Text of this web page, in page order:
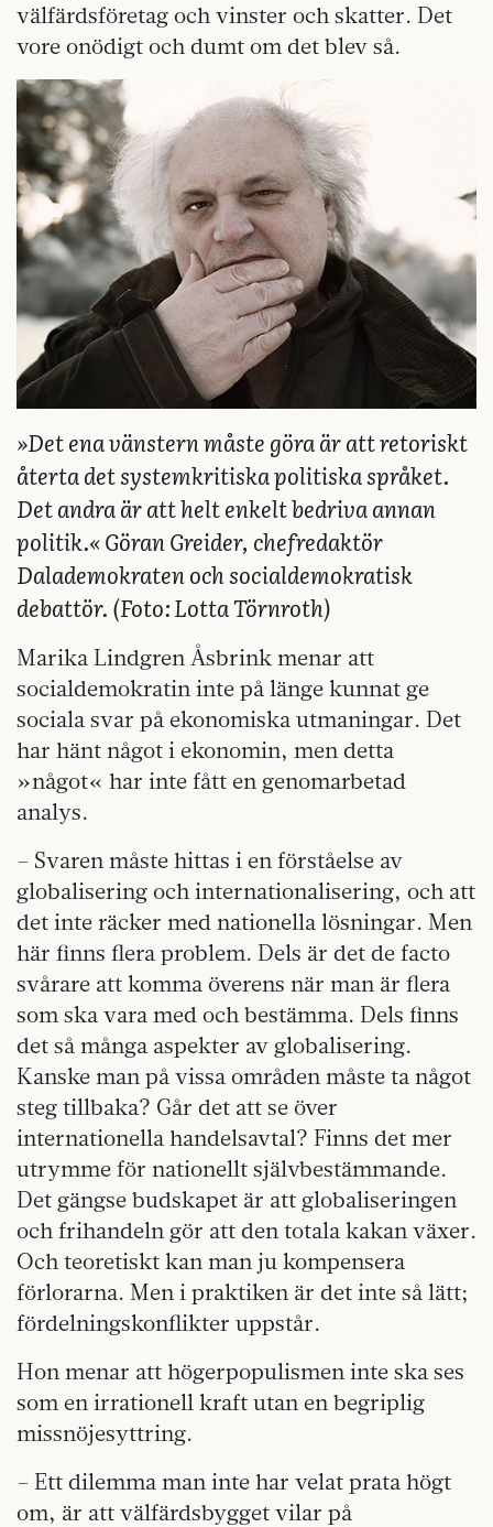
välfärdsföretag och vinster och skatter. Det
vore onödigt och dumt om det blev så.
»Det ena vänstern måste göra är att retoriskt
återta det systemkritiska politiska språket.
Det andra är att helt enkelt bedriva annan
politik.«Göran Greider, chefredaktör
Dalademokraten och socialdemokratisk
debattör. (Foto: Lotta Törnroth)
Marika Lindgren Åsbrink menar att
socialdemokratin inte på länge kunnat ge
sociala svar på ekonomiska utmaningar. Det
har hänt något i ekonomin, men detta
»något« har inte fått en genomarbetad
analys.
– Svaren måste hittas i en förståelse av
globalisering och internationalisering, och att
det inte räcker med nationella lösningar. Men
här finns flera problem. Dels är det de facto
svårare att komma överens när man är flera
som ska vara med och bestämma. Dels finns
det så många aspekter av globalisering.
Kanske man på vissa områden måste ta något
steg tillbaka? Går det att se över
internationella handelsavtal? Finns det mer
utrymme för nationellt självbestämmande.
Det gängse budskapet är att globaliseringen
och frihandeln gör att den totala kakan växer.
Och teoretiskt kan man ju kompensera
förlorarna. Men i praktiken är det inte så lätt;
fördelningskonflikter uppstår.
Hon menar att högerpopulismen inte ska ses
som en irrationell kraft utan en begriplig
missnöjesyttring.
– Ett dilemma man inte har velat prata högt
om, är att välfärdsbygget vilar på